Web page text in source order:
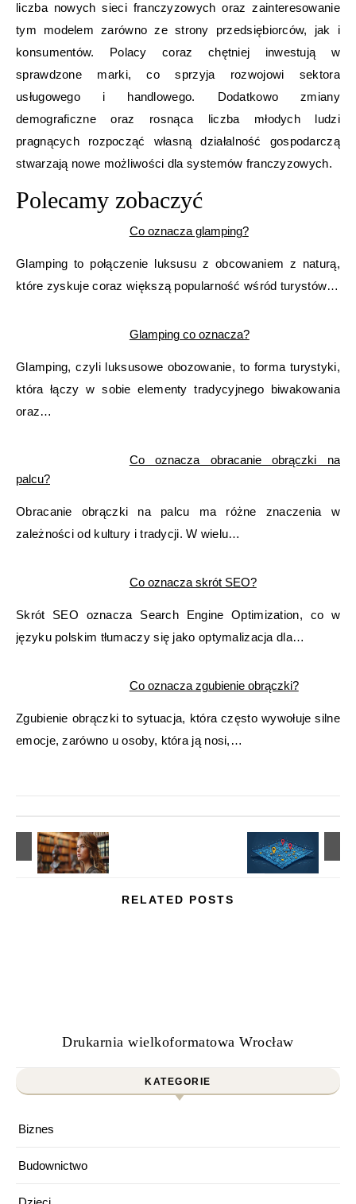
liczba nowych sieci franczyzowych oraz zainteresowanie
tym modelem zarówno ze strony przedsiębiorców, jak i
konsumentów. Polacy coraz chętniej inwestują w
sprawdzone marki, co sprzyja rozwojowi sektora
usługowego i handlowego. Dodatkowo zmiany
demograficzne oraz rosnąca liczba młodych ludzi
pragnących rozpocząć własną działalność gospodarczą
stwarzają nowe możliwości dla systemów franczyzowych.
Polecamy zobaczyć
Co oznacza glamping?
Glamping to połączenie luksusu z obcowaniem z naturą,
które zyskuje coraz większą popularność wśród turystów…
Glamping co oznacza?
Glamping, czyli luksusowe obozowanie, to forma turystyki,
która łączy w sobie elementy tradycyjnego biwakowania
oraz…
Co oznacza obracanie obrączki na
palcu?
Obracanie obrączki na palcu ma różne znaczenia w
zależności od kultury i tradycji. W wielu…
Co oznacza skrót SEO?
Skrót SEO oznacza Search Engine Optimization, co w
języku polskim tłumaczy się jako optymalizacja dla…
Co oznacza zgubienie obrączki?
Zgubienie obrączki to sytuacja, która często wywołuje silne
emocje, zarówno u osoby, która ją nosi,…
RELATED POSTS
Drukarnia wielkoformatowa Wrocław
KATEGORIE
Biznes
Budownictwo